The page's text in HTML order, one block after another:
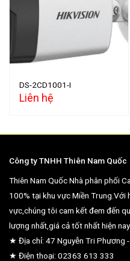
Add to
wishlist
DS-2CD1001-I
Liên hệ
Công ty TNHH Thiên Nam Quốc
Thiên Nam Quốc Nhà phân phối
100% tại khu vực Miền Trung.Với
vực,chúng tôi cam kết đem đến
lượng nhất,giá cả tốt nhất hiện nay.
★ Địa chỉ: 47 Nguyễn Tri Phương
★ Điện thoại: 02363 613 333